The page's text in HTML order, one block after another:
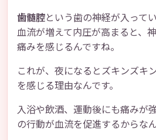
歯髄腔という歯の神経が入って
血流が増えて内圧が高まると、
痛みを感じるんですね。
これが、夜になるとズキンズキ
を感じる理由なんです。
入浴や飲酒、運動後にも痛みが
の行動が血流を促進するからな